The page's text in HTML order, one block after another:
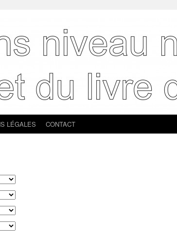
LÉGALES CONTACT